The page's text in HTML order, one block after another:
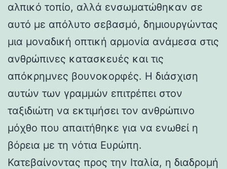
αλπικό τοπίο, αλλά ενσωματώθηκαν σε
αυτό με απόλυτο σεβασμό, δημιουργώντας
μια μοναδική οπτική αρμονία ανάμεσα στις
ανθρώπινες κατασκευές και τις
απόκρημνες βουνοκορφές. Η διάσχιση
αυτών των γραμμών επιτρέπει στον
ταξιδιώτη να εκτιμήσει τον ανθρώπινο
μόχθο που απαιτήθηκε για να ενωθεί η
βόρεια με τη νότια Ευρώπη.
Κατεβαίνοντας προς την Ιταλία, η διαδρομή